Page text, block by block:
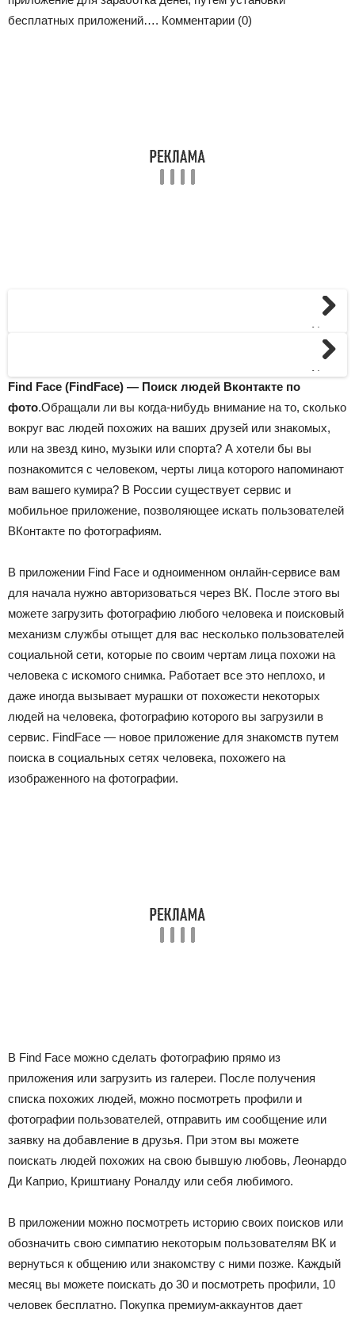
бесплатных приложений…. Комментарии (0)
Next
Next
Find Face (FindFace) — Поиск людей Вконтакте по
фото.Обращали ли вы когда-нибудь внимание на то, сколько
вокруг вас людей похожих на ваших друзей или знакомых,
или на звезд кино, музыки или спорта? А хотели бы вы
познакомится с человеком, черты лица которого напоминают
вам вашего кумира? В России существует сервис и
мобильное приложение, позволяющее искать пользователей
ВКонтакте по фотографиям.
В приложении Find Face и одноименном онлайн-сервисе вам
для начала нужно авторизоваться через ВК. После этого вы
можете загрузить фотографию любого человека и поисковый
механизм службы отыщет для вас несколько пользователей
социальной сети, которые по своим чертам лица похожи на
человека с искомого снимка. Работает все это неплохо, и
даже иногда вызывает мурашки от похожести некоторых
людей на человека, фотографию которого вы загрузили в
сервис. FindFace — новое приложение для знакомств путем
поиска в социальных сетях человека, похожего на
изображенного на фотографии.
В Find Face можно сделать фотографию прямо из
приложения или загрузить из галереи. После получения
списка похожих людей, можно посмотреть профили и
фотографии пользователей, отправить им сообщение или
заявку на добавление в друзья. При этом вы можете
поискать людей похожих на свою бывшую любовь, Леонардо
Ди Каприо, Криштиану Роналду или себя любимого.
В приложении можно посмотреть историю своих поисков или
обозначить свою симпатию некоторым пользователям ВК и
вернуться к общению или знакомству с ними позже. Каждый
месяц вы можете поискать до 30 и посмотреть профили, 10
человек бесплатно. Покупка премиум-аккаунтов дает